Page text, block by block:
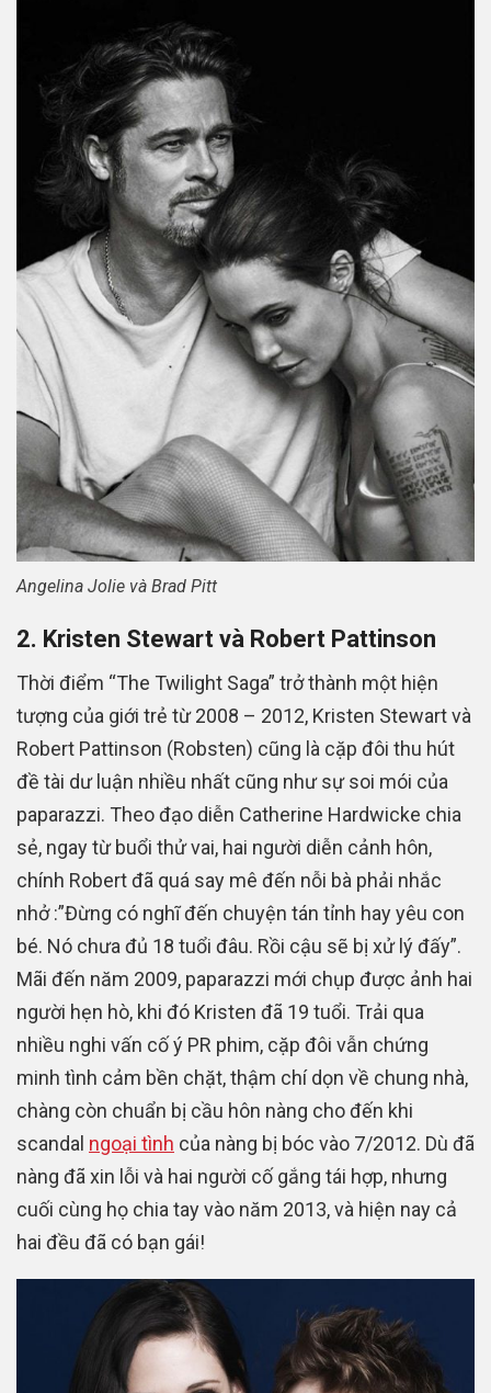
Angelina Jolie và Brad Pitt
2. Kristen Stewart và Robert Pattinson
Thời điểm “The Twilight Saga” trở thành một hiện
tượng của giới trẻ từ 2008 – 2012, Kristen Stewart và
Robert Pattinson (Robsten) cũng là cặp đôi thu hút
đề tài dư luận nhiều nhất cũng như sự soi mói của
paparazzi. Theo đạo diễn Catherine Hardwicke chia
sẻ, ngay từ buổi thử vai, hai người diễn cảnh hôn,
chính Robert đã quá say mê đến nỗi bà phải nhắc
nhở :”Đừng có nghĩ đến chuyện tán tỉnh hay yêu con
bé. Nó chưa đủ 18 tuổi đâu. Rồi cậu sẽ bị xử lý đấy”.
Mãi đến năm 2009, paparazzi mới chụp được ảnh hai
người hẹn hò, khi đó Kristen đã 19 tuổi. Trải qua
nhiều nghi vấn cố ý PR phim, cặp đôi vẫn chứng
minh tình cảm bền chặt, thậm chí dọn về chung nhà,
chàng còn chuẩn bị cầu hôn nàng cho đến khi
scandal ngoại tình của nàng bị bóc vào 7/2012. Dù đã
nàng đã xin lỗi và hai người cố gắng tái hợp, nhưng
cuối cùng họ chia tay vào năm 2013, và hiện nay cả
hai đều đã có bạn gái!